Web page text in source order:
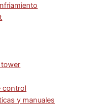
tower
control
y manuales